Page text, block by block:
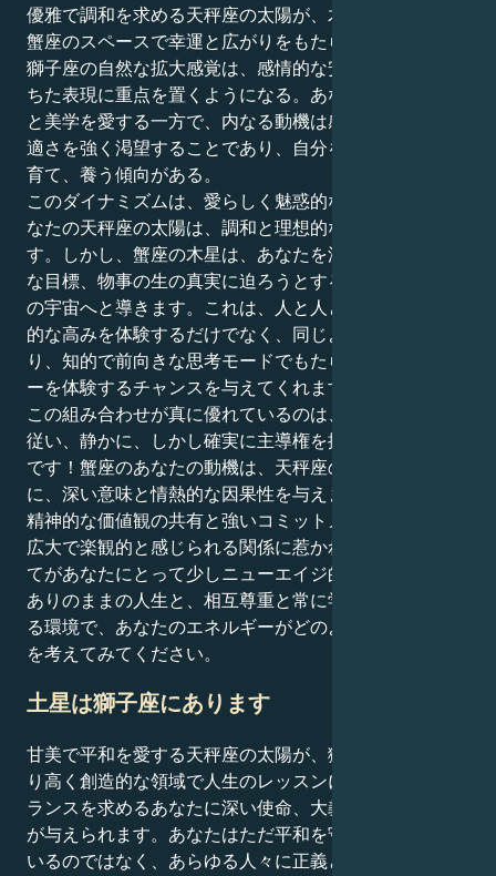
優雅で調和を求める天秤座の太陽が、木星に支配された
蟹座のスペースで幸運と広がりをもたらすとき、牡羊座
獅子座の自然な拡大感覚は、感情的な安心感と自信に満
ちた表現に重点を置くようになる。あなたの個性は調和
と美学を愛する一方で、内なる動機は感情的な安心と快
適さを強く渇望することであり、自分を拡大するものを
育て、養う傾向がある。
このダイナミズムは、愛らしく魅惑的な引力となる。あ
なたの天秤座の太陽は、調和と理想的な伴侶を求めま
す。しかし、蟹座の木星は、あなたを深い情熱、変革的
な目標、物事の生の真実に迫ろうとする絶え間ない努力
の宇宙へと導きます。これは、人と人とのつながりの知
的な高みを体験するだけでなく、同じように適応力があ
り、知的で前向きな思考モードでもたらされるエネルギ
ーを体験するチャンスを与えてくれます。
この組み合わせが真に優れているのは、あなたが直感に
従い、静かに、しかし確実に主導権を握る人であること
です！蟹座のあなたの動機は、天秤座の社交的な態度
に、深い意味と情熱的な因果性を与えます。あなたは、
精神的な価値観の共有と強いコミットメントに基づく、
広大で楽観的と感じられる関係に惹かれます。このすべ
てがあなたにとって少しニューエイジ的だと感じたら、
ありのままの人生と、相互尊重と常に学ぶべきことがあ
る環境で、あなたのエネルギーがどのように繁栄するか
を考えてみてください。
土星は獅子座にあります
甘美で平和を愛する天秤座の太陽が、獅子座の土星の誇
り高く創造的な領域で人生のレッスンに出会うとき、バ
ランスを求めるあなたに深い使命、大義、遺産への願望
が与えられます。あなたはただ平和を守るためにここに
いるのではなく、あらゆる人々に正義とインスピレーシ